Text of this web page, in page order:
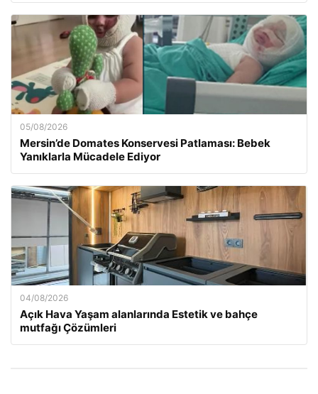
05/08/2026
Mersin’de Domates Konservesi Patlaması: Bebek
Yanıklarla Mücadele Ediyor
04/08/2026
Açık Hava Yaşam alanlarında Estetik ve bahçe
mutfağı Çözümleri